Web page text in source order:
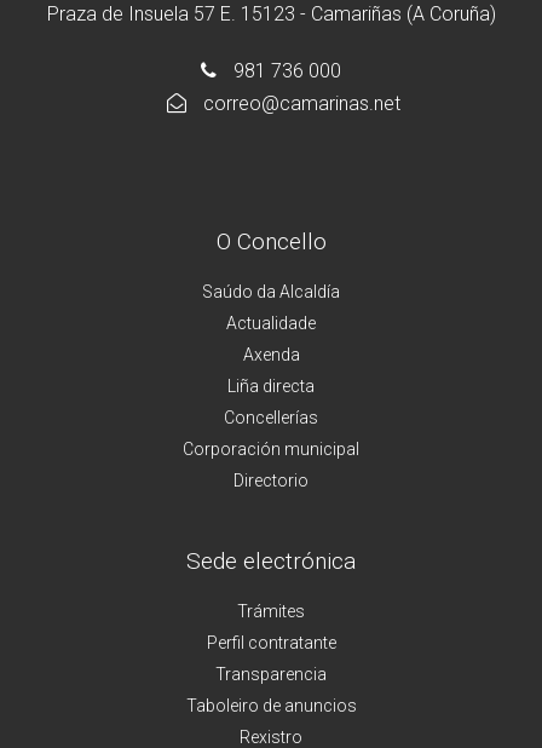
Praza de Insuela 57 E. 15123 - Camariñas (A Coruña)
981 736 000
correo@camarinas.net
O Concello
Saúdo da Alcaldía
Actualidade
Axenda
Liña directa
Concellerías
Corporación municipal
Directorio
Sede electrónica
Trámites
Perfil contratante
Transparencia
Taboleiro de anuncios
Rexistro